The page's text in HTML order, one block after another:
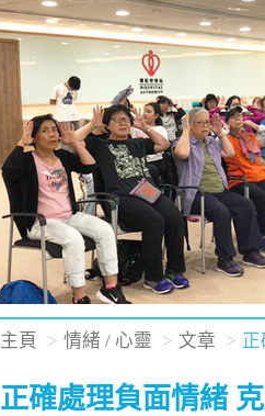
主頁 情緒 / 心靈 文章
正確處理負面情緒